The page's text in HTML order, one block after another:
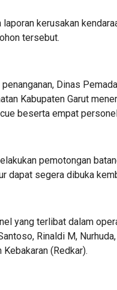
laporan kerusakan
tersebut.
Dinas
Kabupaten Garut
beserta empat
pemotongan
dapat segera dibuka
yang terlibat dalam
Rinaldi M,
Kebakaran (Redkar).